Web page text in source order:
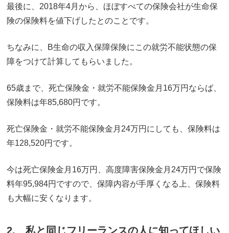
最後に、2018年4月から、ほぼすべての保険会社が生命保
険の保険料を値下げしたとのことです。
ちなみに、B生命の収入保障保険にこの就労不能状態の保
障をつけて計算してもらいました。
65歳まで、死亡保険金・就労不能保険金月16万円ならば、
保険料は年85,680円です。
死亡保険金・就労不能保険金月24万円にしても、保険料は
年128,520円です。
今は死亡保険金月16万円、高度障害保険金月24万円で保険
料年95,984円ですので、保障内容が手厚くなる上、保険料
も大幅に安くなります。
2. 私と同じフリーランスの人に知ってほしい